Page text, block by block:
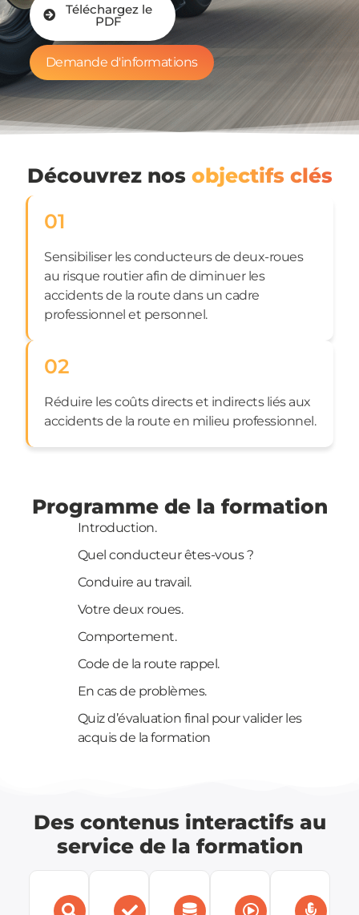
Téléchargez le
PDF
Demande d'informations
Découvrez nos objectifs clés
01
Sensibiliser les conducteurs de deux-roues
au risque routier afin de diminuer les
accidents de la route dans un cadre
professionnel et personnel.
02
Réduire les coûts directs et indirects liés aux
accidents de la route en milieu professionnel.
Programme de la formation
Introduction.
Quel conducteur êtes-vous ?
Conduire au travail.
Votre deux roues.
Comportement.
Code de la route rappel.
En cas de problèmes.
Quiz d’évaluation final pour valider les
acquis de la formation
Des contenus interactifs au
service de la formation